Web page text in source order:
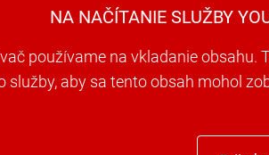
NA NAČÍTANIE SLUŽBY
používame na vkladanie
služby, aby sa tento obsah mohol